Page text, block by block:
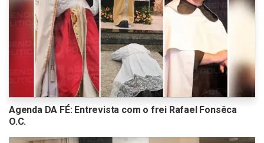
Agenda DA FÉ: Entrevista com o frei Rafael Fonsêca
O.C.